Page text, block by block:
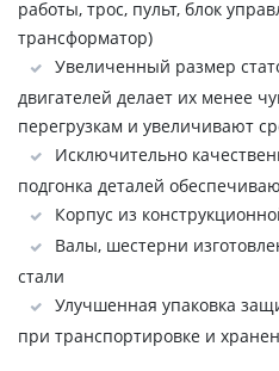
работы, трос, пульт, блок
трансформатор)
Увеличенный размер
двигателей делает их менее
перегрузкам и увеличивают
Исключительно
подгонка деталей
Корпус из
Валы, шестерни
стали
Улучшенная упаковка
при транспортировке и